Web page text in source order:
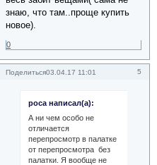
знаю, что там..проще купить
новое).
0
Поделиться 5
03.04.17 11:01
роса написал(а):
А ни чем особо не
отличается
перепросмотр в палатке
от перепросмотра без
палатки. Я вообще не